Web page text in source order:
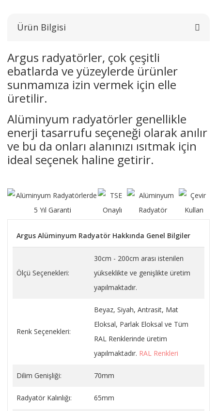
Ürün Bilgisi
Argus radyatörler, çok çeşitli
ebatlarda ve yüzeylerde ürünler
sunmamıza izin vermek için elle
üretilir.
Alüminyum radyatörler genellikle
enerji tasarrufu seçeneği olarak anılır
ve bu da onları alanınızı ısıtmak için
ideal seçenek haline getirir.
Argus Alüminyum Radyatör Hakkında Genel Bilgiler
Ölçü Seçenekleri:
30cm - 200cm arası istenilen
yükseklikte ve genişlikte üretim
yapılmaktadır.
Renk Seçenekleri:
Beyaz, Siyah, Antrasit, Mat
Eloksal, Parlak Eloksal ve Tüm
RAL Renklerinde üretim
yapılmaktadır. RAL Renkleri
Dilim Genişliği: 70mm
Radyatör Kalınlığı: 65mm